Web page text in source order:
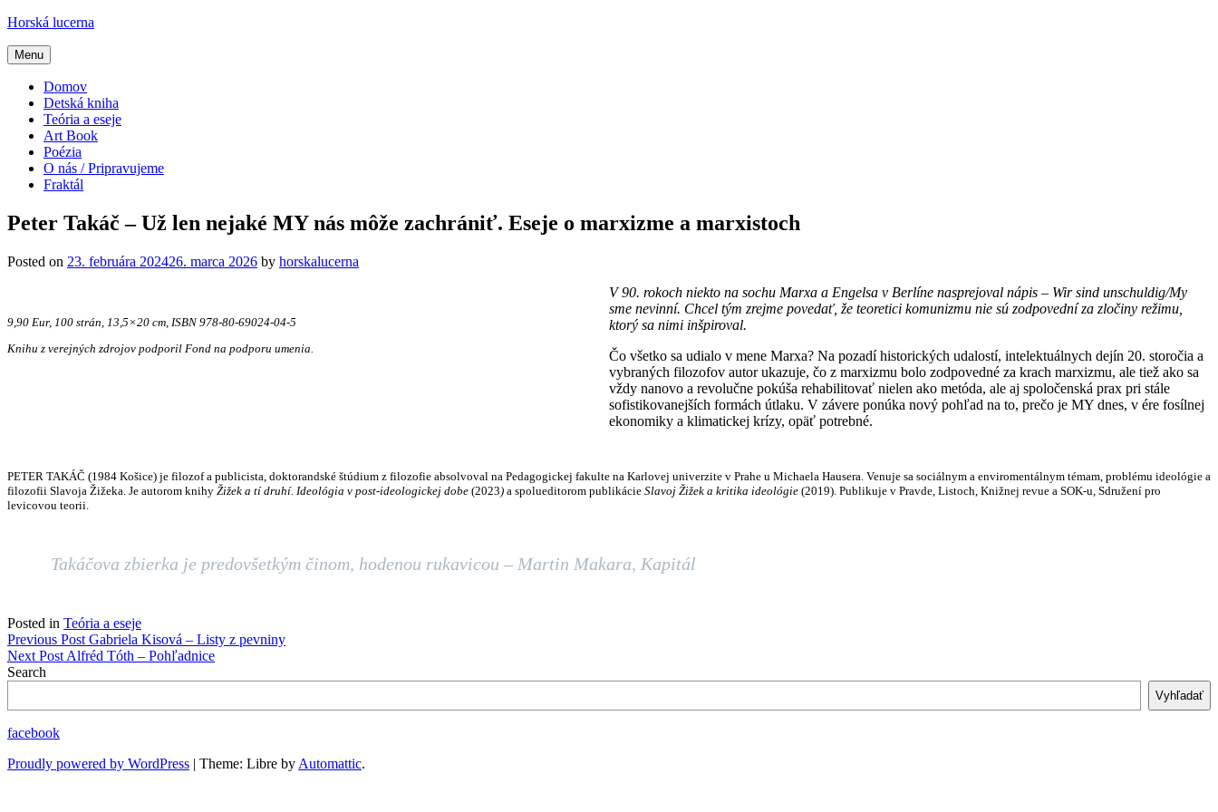
Skip
content
Horská lucerna
Menu
Domov
Detská kniha
Teória a eseje
Art Book
Poézia
O nás / Pripravujeme
Fraktál
Peter Takáč – Už len nejaké MY nás môže zachrániť. Eseje o marxizme a marxistoch
Posted on 23. februára 202426. marca 2026 by horskalucerna
9,90 Eur, 100 strán, 13,5×20 cm, ISBN 978-80-69024-04-5
Knihu z verejných zdrojov podporil Fond na podporu umenia.
V 90. rokoch niekto na sochu Marxa a Engelsa v Berlíne nasprejoval nápis – Wir sind unschuldig/My
sme nevinní. Chcel tým zrejme povedať, že teoretici komunizmu nie sú zodpovední za zločiny režimu,
ktorý sa nimi inšpiroval.
Čo všetko sa udialo v mene Marxa? Na pozadí historických udalostí, intelektuálnych dejín 20. storočia a
vybraných filozofov autor ukazuje, čo z marxizmu bolo zodpovedné za krach marxizmu, ale tiež ako sa
vždy nanovo a revolučne pokúša rehabilitovať nielen ako metóda, ale aj spoločenská prax pri stále
sofistikovanejších formách útlaku. V závere ponúka nový pohľad na to, prečo je MY dnes, v ére fosílnej
ekonomiky a klimatickej krízy, opäť potrebné.
PETER TAKÁČ (1984 Košice) je filozof a publicista, doktorandské štúdium z filozofie absolvoval na Pedagogickej fakulte na Karlovej univerzite v Prahe u Michaela Hausera. Venuje sa sociálnym a enviromentálnym témam, problému ideológie a
filozofii Slavoja Žižeka. Je autorom knihy Žižek a tí druhí. Ideológia v post-ideologickej dobe (2023) a spolueditorom publikácie Slavoj Žižek a kritika ideológie (2019). Publikuje v Pravde, Listoch, Knižnej revue a SOK-u, Sdružení pro
levicovou teorii.
Takáčova zbierka je predovšetkým činom, hodenou rukavicou – Martin Makara, Kapitál
Posted in Teória a eseje
Navigácia
v
Previous Post Gabriela Kisová – Listy z pevniny
Next Post Alfréd Tóth – Pohľadnice
Search
Vyhľadať
facebook
Proudly powered by WordPress | Theme: Libre by Automattic.